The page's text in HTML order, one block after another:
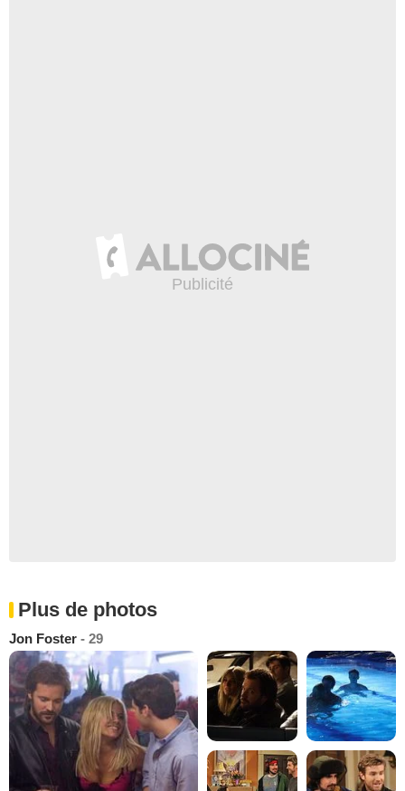
Plus de photos
Jon Foster - 29